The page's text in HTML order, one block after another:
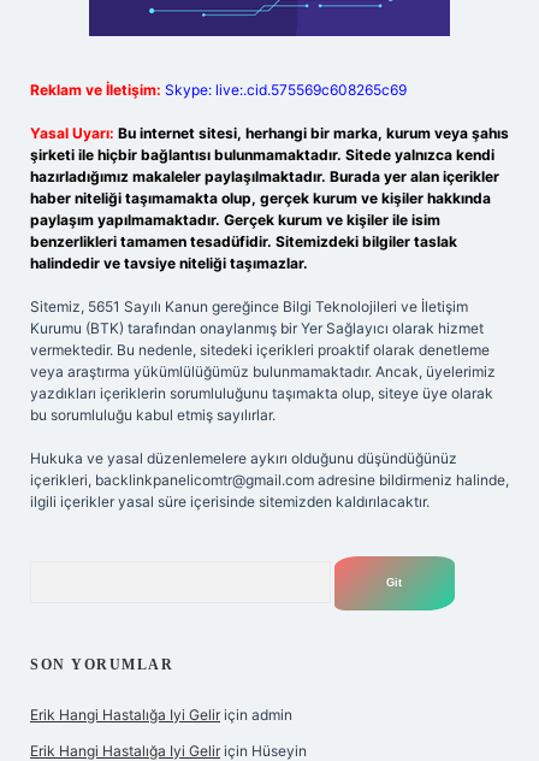
Reklam ve İletişim: Skype: live:.cid.575569c608265c69
Yasal Uyarı: Bu internet sitesi, herhangi bir marka, kurum veya şahıs
şirketi ile hiçbir bağlantısı bulunmamaktadır. Sitede yalnızca kendi
hazırladığımız makaleler paylaşılmaktadır. Burada yer alan içerikler
haber niteliği taşımamakta olup, gerçek kurum ve kişiler hakkında
paylaşım yapılmamaktadır. Gerçek kurum ve kişiler ile isim
benzerlikleri tamamen tesadüfidir. Sitemizdeki bilgiler taslak
halindedir ve tavsiye niteliği taşımazlar.
Sitemiz, 5651 Sayılı Kanun gereğince Bilgi Teknolojileri ve İletişim
Kurumu (BTK) tarafından onaylanmış bir Yer Sağlayıcı olarak hizmet
vermektedir. Bu nedenle, sitedeki içerikleri proaktif olarak denetleme
veya araştırma yükümlülüğümüz bulunmamaktadır. Ancak, üyelerimiz
yazdıkları içeriklerin sorumluluğunu taşımakta olup, siteye üye olarak
bu sorumluluğu kabul etmiş sayılırlar.
Hukuka ve yasal düzenlemelere aykırı olduğunu düşündüğünüz
içerikleri, backlinkpanelicomtr@gmail.com adresine bildirmeniz halinde,
ilgili içerikler yasal süre içerisinde sitemizden kaldırılacaktır.
SON YORUMLAR
Erik Hangi Hastalığa Iyi Gelir için admin
Erik Hangi Hastalığa Iyi Gelir için Hüseyin